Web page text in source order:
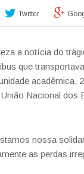
Twitter
a notícia do
que
acadêmica,
Nacional dos
nossa
as perdas